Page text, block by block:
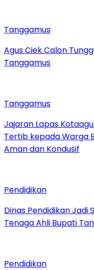
Tanggamus
Agus Ciek Calon
Tanggamus
Tanggamus
Jajaran Lapas
Tertib kepada Warga
Aman dan Kondusif
Pendidikan
Dinas Pendidikan Jadi
Tenaga Ahli Bupati
Pendidikan